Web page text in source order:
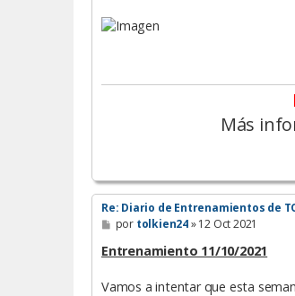
Más
Re: Diario de Entrenamientos de
M
n
s
j
por tolkien24»12 Oct 2021
Entrenamiento 11/10/2021
Vamos a intentar que esta